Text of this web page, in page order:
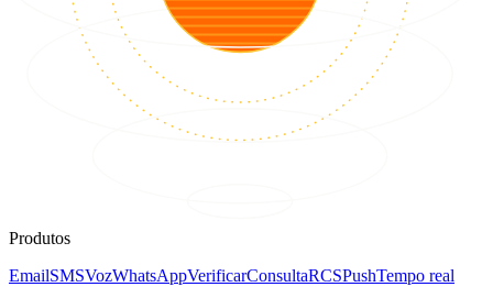
Produtos
EmailSMSVozWhatsAppVerificarConsultaRCSPushTempo real